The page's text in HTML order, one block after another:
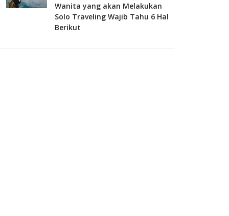
Wanita yang akan Melakukan
Solo Traveling Wajib Tahu 6 Hal
Berikut